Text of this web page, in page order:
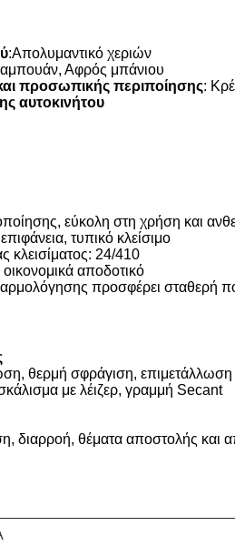
:Απολυμαντικό χεριών
Αφρός μπάνιου
προσωπικής περιποίησης:
αυτοκινήτου
εύκολη στη χρήση και
τυπικό κλείσιμο
κλεισίματος: 24/410
αποδοτικό
προσφέρει σταθερή
θερμή σφράγιση,
με λέιζερ, γραμμή Secant
διαρροή, θέματα αποστολής και